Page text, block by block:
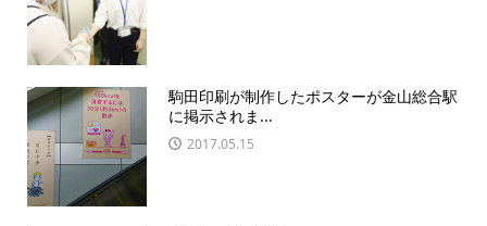
駒田印刷が制作したポスターが金山総合駅
に掲示されま...
2017.05.15